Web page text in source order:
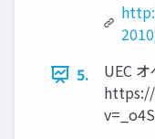
5.
UEC